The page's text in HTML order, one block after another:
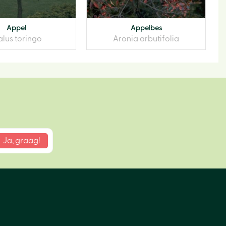
Appel
toringo
Appelbes
Aronia arbutifolia